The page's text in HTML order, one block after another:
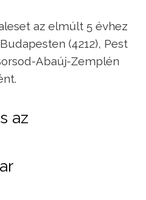
az elmúlt 5 évhez
(4212), Pest
Abaúj-Zemplén
az